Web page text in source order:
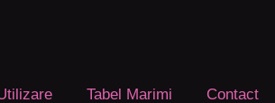
Tabel Marimi Contact